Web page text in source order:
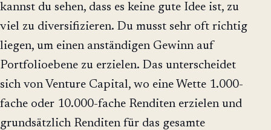
kannst du sehen, dass es keine gute Idee ist, zu
viel zu diversifizieren. Du musst sehr oft richtig
liegen, um einen anständigen Gewinn auf
Portfolioebene zu erzielen. Das unterscheidet
sich von Venture Capital, wo eine Wette 1.000-
fache oder 10.000-fache Renditen erzielen und
grundsätzlich Renditen für das gesamte